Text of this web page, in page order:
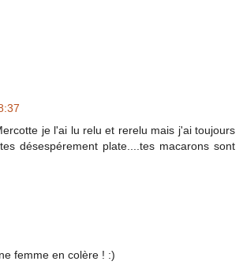
je l'ai lu relu et rerelu mais j'ai toujours
désespérement plate....tes macarons sont
femme en colère ! :)